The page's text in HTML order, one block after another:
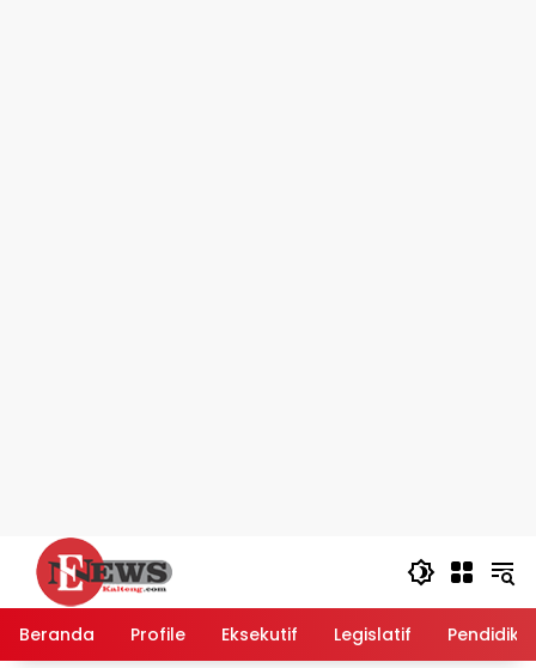
Langsung
konten
Beranda
Profile Eksekutif Legislatif